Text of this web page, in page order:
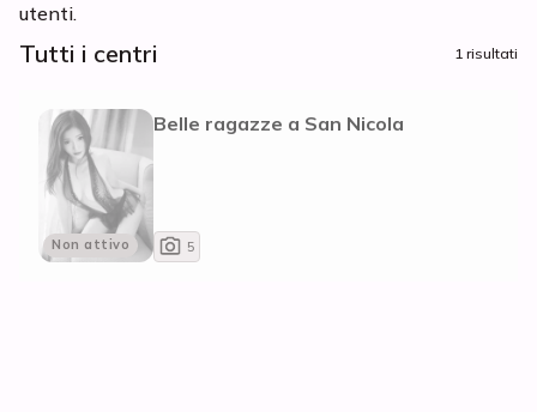
utenti.
Tutti i centri 1 risultati
Non attivo
Belle ragazze a San Nicola
5